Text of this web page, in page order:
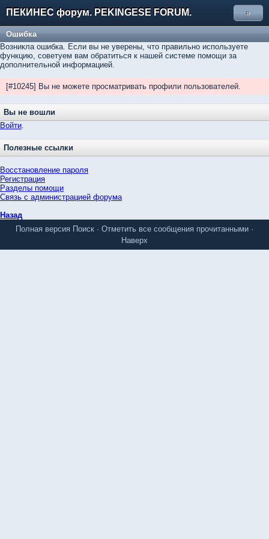
ПЕКИНЕС форум. PEKINGESE FORUM. »
Ошибка
Возникла ошибка. Если вы не уверены, что правильно используете
функцию, советуем вам обратиться к нашей системе помощи за
дополнительной информацией.
[#10245] Вы не можете просматривать профили пользователей.
Вы не вошли
Войти.
Полезные ссылки
Восстановление пароля
Регистрация
Разделы помощи
Связь с администрацией форума
Назад
Полная версия Поиск · Отметить все сообщения прочитанными ·
Наверх